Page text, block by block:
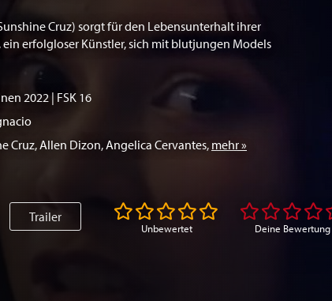
Cruz) sorgt für den Lebensunterhalt ihrer
erfolgloser Künstler, sich mit blutjungen Models
2022 | FSK 16
Cruz,Allen Dizon,Angelica Cervantes, mehr »
Trailer
Unbewertet Deine Bewertung